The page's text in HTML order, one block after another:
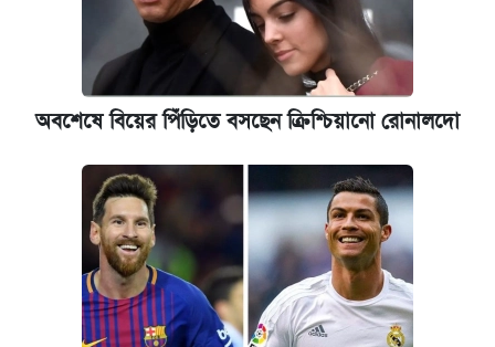
অবশেষে বিয়ের পিঁড়িতে বসছেন ক্রিশ্চিয়ানো রোনালদো